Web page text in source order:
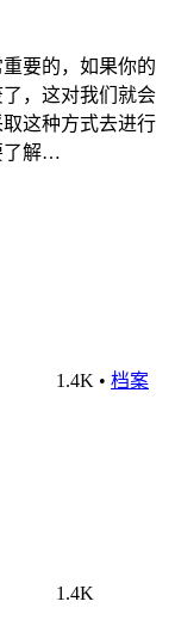
要的，如果你的
，这对我们就会
这种方式去进行
了解…
1.4K • 档案
1.4K